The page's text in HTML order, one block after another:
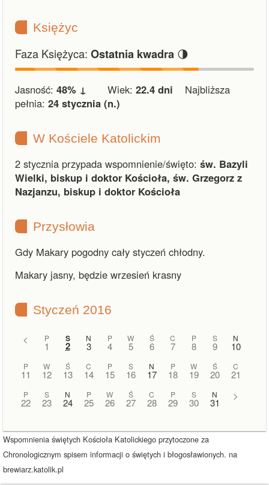
Księżyc
Faza Księżyca: Ostatnia kwadra 🌗
Jasność: 48% ↓ Wiek: 22.4 dni Najbliższa
pełnia: 24 stycznia (n.)
W Kościele Katolickim
2 stycznia przypada wspomnienie/święto: św. Bazyli
Wielki, biskup i doktor Kościoła, św. Grzegorz z
Nazjanzu, biskup i doktor Kościoła
Przysłowia
Gdy Makary pogodny cały styczeń chłodny.
Makary jasny, będzie wrzesień krasny
Styczeń 2016
< P
1
S
2
N
3
P
4
W
5
Ś
6
C
7
P
8
S
9
N
10
P
11
W
12
Ś
13
C
14
P
15
S
16
N
17
P
18
W
19
Ś
20
C
21
P
22
S
23
N
24
P
25
W
26
Ś
27
C
28
P
29
S
30
N
31
>
Wspomnienia świętych Kościoła Katolickiego przytoczone za
Chronologicznym spisem informacji o świętych i błogosławionych. na
brewiarz.katolik.pl